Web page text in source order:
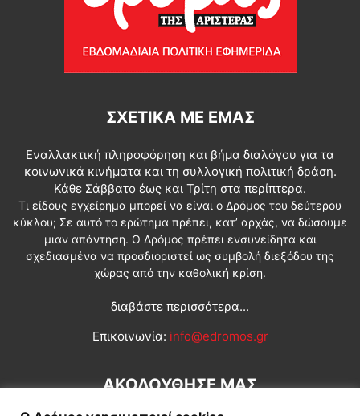
ΣΧΕΤΙΚΆ ΜΕ ΕΜΆΣ
Εναλλακτική πληροφόρηση και βήμα διαλόγου για τα
κοινωνικά κινήματα και τη συλλογική πολιτική δράση.
Κάθε Σάββατο έως και Τρίτη στα περίπτερα.
Τι είδους εγχείρημα μπορεί να είναι ο Δρόμος του δεύτερου
κύκλου; Σε αυτό το ερώτημα πρέπει, κατ’ αρχάς, να δώσουμε
μιαν απάντηση. Ο Δρόμος πρέπει ενσυνείδητα και
σχεδιασμένα να προσδιοριστεί ως συμβολή διεξόδου της
χώρας από την καθολική κρίση.
διαβάστε περισσότερα...
Επικοινωνία: info@edromos.gr
ΑΚΟΛΟΥΘΗΣΕ ΜΑΣ